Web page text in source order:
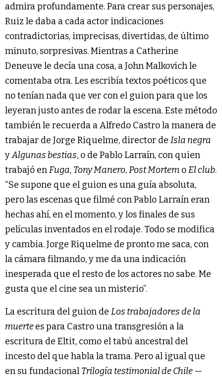
admira profundamente. Para crear sus personajes,
Ruiz le daba a cada actor indicaciones
contradictorias, imprecisas, divertidas, de último
minuto, sorpresivas. Mientras a Catherine
Deneuve le decía una cosa, a John Malkovich le
comentaba otra. Les escribía textos poéticos que
no tenían nada que ver con el guion para que los
leyeran justo antes de rodar la escena. Este método
también le recuerda a Alfredo Castro la manera de
trabajar de Jorge Riquelme, director de Isla negra
yAlgunas bestias, o de Pablo Larraín, con quien
trabajó enFuga, Tony Manero,Post Mortem oEl club.
“Se supone que el guion es una guía absoluta,
pero las escenas que filmé con Pablo Larraín eran
hechas ahí, en el momento, y los finales de sus
películas inventados en el rodaje. Todo se modifica
y cambia. Jorge Riquelme de pronto me saca, con
la cámara filmando, y me da una indicación
inesperada que el resto de los actores no sabe. Me
gusta que el cine sea un misterio”.
La escritura del guion de Los trabajadores de la
muertees para Castro una transgresión a la
escritura de Eltit, como el tabú ancestral del
incesto del que habla la trama. Pero al igual que
en su fundacional Trilogía testimonial de Chile —